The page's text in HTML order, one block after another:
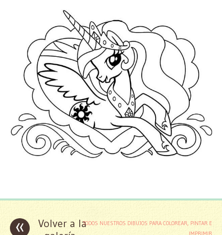
«
Volver a laTODOS NUESTROS DIBUJOS PARA COLOREAR, PINTAR E
IMPRIMIR